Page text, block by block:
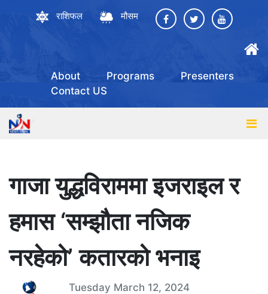
राशिफल मौसम
About Programs
Presenters
Contact US
गाजा युद्धविराममा इजराइल र
हमास ‘सम्झौता नजिक
नरहेको’ कतारको भनाइ
Tuesday March 12, 2024